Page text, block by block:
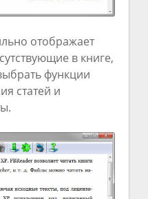
отображает
в книге,
функции
статей и